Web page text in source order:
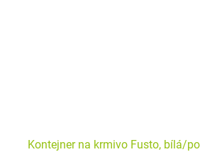
Kontejner na krmivo Fusto, bílá/